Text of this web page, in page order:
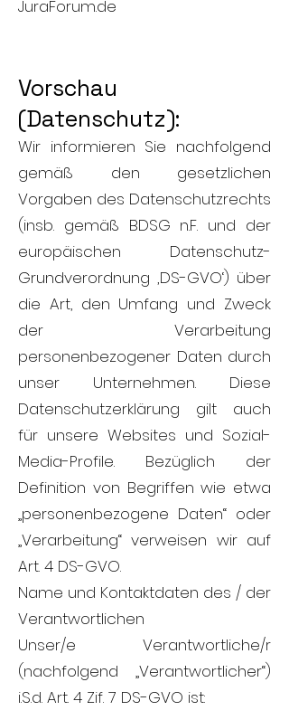
JuraForum.de
Vorschau
(Datenschutz):
Wir informieren Sie nachfolgend
gemäß den gesetzlichen
Vorgaben des Datenschutzrechts
(insb. gemäß BDSG n.F. und der
europäischen Datenschutz-
Grundverordnung ‚DS-GVO‘) über
die Art, den Umfang und Zweck
der Verarbeitung
personenbezogener Daten durch
unser Unternehmen. Diese
Datenschutzerklärung gilt auch
für unsere Websites und Sozial-
Media-Profile. Bezüglich der
Definition von Begriffen wie etwa
„personenbezogene Daten“ oder
„Verarbeitung“ verweisen wir auf
Art. 4 DS-GVO.
Name und Kontaktdaten des / der
Verantwortlichen
Unser/e Verantwortliche/r
(nachfolgend „Verantwortlicher“)
i.S.d. Art. 4 Zif. 7 DS-GVO ist: